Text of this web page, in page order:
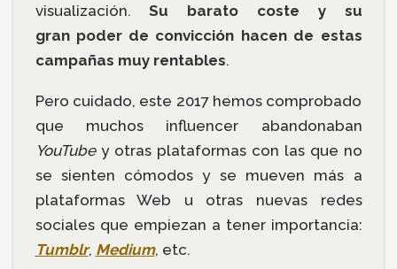
visualización.Su barato coste y su
gran poder de convicción hacen de estas
campañas muy rentables.
Pero cuidado, este 2017 hemos comprobado
que muchos influencer abandonaban
YouTubey otras plataformas con las que no
se sienten cómodos y se mueven más a
plataformas Web u otras nuevas redes
sociales que empiezan a tener importancia:
Tumblr, Medium, etc.